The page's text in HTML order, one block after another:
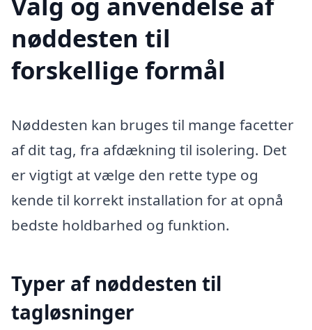
nøddesten til
forskellige formål
Nøddesten kan bruges til mange facetter
af dit tag, fra afdækning til isolering. Det
er vigtigt at vælge den rette type og
kende til korrekt installation for at opnå
bedste holdbarhed og funktion.
Typer af nøddesten til
tagløsninger